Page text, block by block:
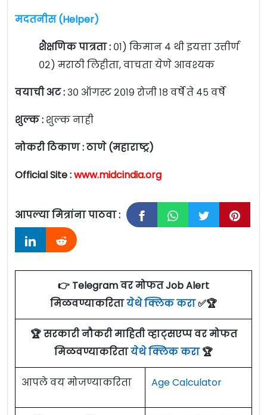
मदतनीस (Helper)
शैक्षणिक पात्रता : ०१) किमान ४ थी इयत्ता उत्तीर्ण
०२) मराठी लिहीता, वाचता येणे आवश्यक
वयाची अट :३० ऑगस्ट २०१९ रोजी १८ वर्षे ते ४५ वर्षे
शुल्क : शुल्क नाही
नोकरी ठिकाण : ठाणे (महाराष्ट्र)
Official Site :www.midcindia.org
आपल्या मित्रांना पाठवा :
👉 Telegram वर मोफत Job Alert
मिळवण्याकरितायेथे क्लिक करा✅🏆
🏆 सरकारी नौकरी माहिती व्हाट्सएप्प वर मोफत
मिळवण्याकरितायेथे क्लिक करा🏆
आपले वय मोजण्याकरिता Age Calculator